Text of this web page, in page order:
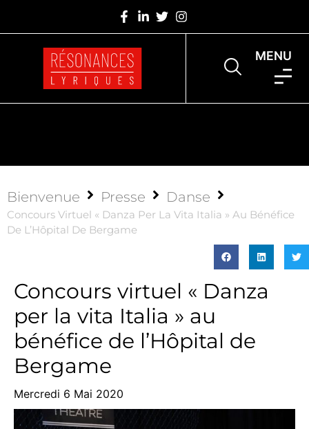
MENU
Bienvenue Presse Danse
Concours Virtuel « Danza Per La Vita Italia » Au Bénéfice
De L’Hôpital De Bergame
Concours virtuel « Danza
per la vita Italia » au
bénéfice de l’Hôpital de
Bergame
Mercredi 6 Mai 2020